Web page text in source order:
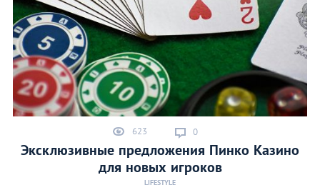
623 0
Эксклюзивные предложения Пинко Казино
для новых игроков
LIFESTYLE